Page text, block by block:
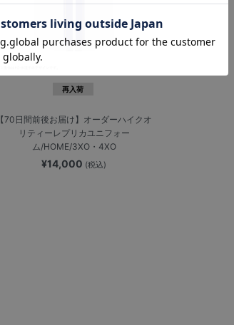
再入荷
【70日間前後お届け】オーダーハイクオ
リティーレプリカユニフォー
ム/HOME/3XO・4XO
¥14,000 (税込)